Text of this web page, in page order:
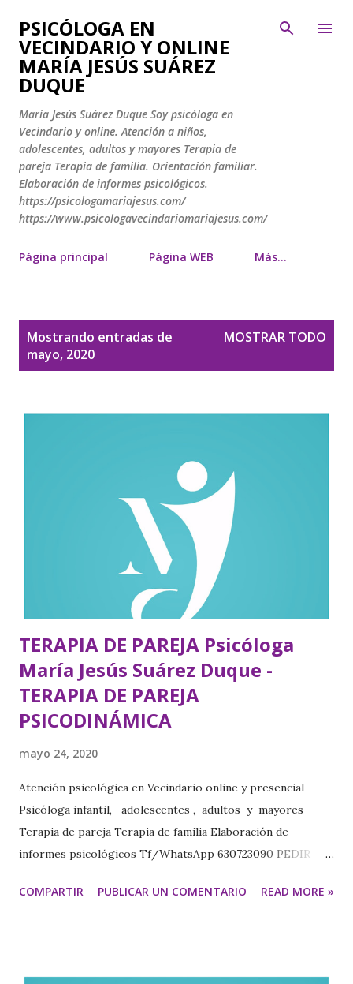
Ir al contenido principal
PSICÓLOGA EN
VECINDARIO Y ONLINE
MARÍA JESÚS SUÁREZ
DUQUE
María Jesús Suárez Duque Soy psicóloga en
Vecindario y online. Atención a niños,
adolescentes, adultos y mayores Terapia de
pareja Terapia de familia. Orientación familiar.
Elaboración de informes psicológicos.
https://psicologamariajesus.com/
https://www.psicologavecindariomariajesus.com/
Página principal Página WEB Más…
Mostrando entradas de
mayo, 2020
MOSTRAR TODO
TERAPIA DE PAREJA Psicóloga
María Jesús Suárez Duque -
TERAPIA DE PAREJA
PSICODINÁMICA
mayo 24, 2020
Atención psicológica en Vecindario online y presencial
Psicóloga infantil, adolescentes , adultos y mayores
Terapia de pareja Terapia de familia Elaboración de
informes psicológicos Tf/WhatsApp 630723090 PEDIR
https://psicologamariajesus.com/ TERAPIA DE PAREJA
COMPARTIR PUBLICAR UN COMENTARIO READ MORE »